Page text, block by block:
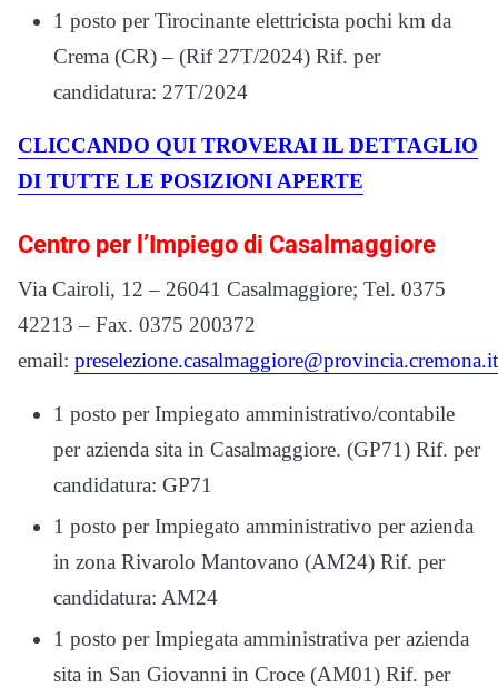
1 posto per Tirocinante elettricista pochi km da
Crema (CR) – (Rif 27T/2024) Rif. per
candidatura: 27T/2024
CLICCANDO QUI TROVERAI IL DETTAGLIO
DI TUTTE LE POSIZIONI APERTE
Centro per l’Impiego di Casalmaggiore
Via Cairoli, 12 – 26041 Casalmaggiore; Tel. 0375
42213 – Fax. 0375 200372
email: preselezione.casalmaggiore@provincia.cremona.it
1 posto per Impiegato amministrativo/contabile
per azienda sita in Casalmaggiore. (GP71) Rif. per
candidatura: GP71
1 posto per Impiegato amministrativo per azienda
in zona Rivarolo Mantovano (AM24) Rif. per
candidatura: AM24
1 posto per Impiegata amministrativa per azienda
sita in San Giovanni in Croce (AM01) Rif. per